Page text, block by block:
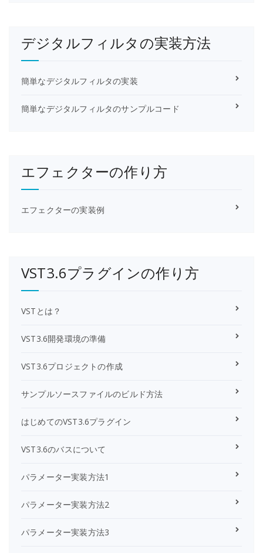
デジタルフィルタの実装方法
簡単なデジタルフィルタの実装
簡単なデジタルフィルタのサンプルコード
エフェクターの作り方
エフェクターの実装例
VST3.6プラグインの作り方
VSTとは？
VST3.6開発環境の準備
VST3.6プロジェクトの作成
サンプルソースファイルのビルド方法
はじめてのVST3.6プラグイン
VST3.6のバスについて
パラメーター実装方法1
パラメーター実装方法2
パラメーター実装方法3